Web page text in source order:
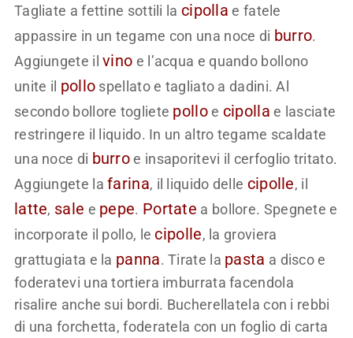
Tagliate a fettine sottili la cipolla e fatele
appassire in un tegame con una noce di burro.
Aggiungete ilvino e l’acqua e quando bollono
unite il pollo spellato e tagliato a dadini. Al
secondo bollore togliete polloe cipolla e lasciate
restringere il liquido. In un altro tegame scaldate
una noce di burroe insaporitevi il cerfoglio tritato.
Aggiungete lafarina, il liquido delle cipolle, il
latte, sale e pepe. Portate a bollore. Spegnete e
incorporate il pollo, le cipolle, la groviera
grattugiata e la panna. Tirate la pasta a disco e
foderatevi una tortiera imburrata facendola
risalire anche sui bordi. Bucherellatela con i rebbi
di una forchetta, foderatela con un foglio di carta